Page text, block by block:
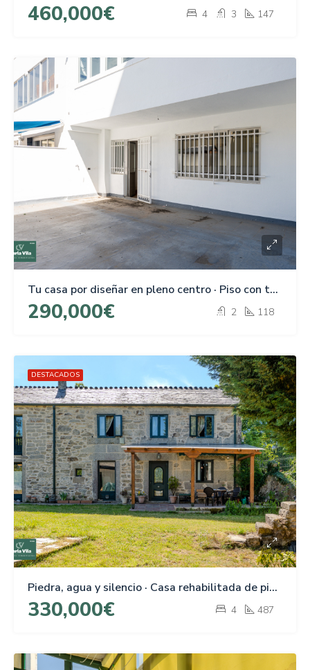
460,000€ 4 3 147
Tu casa por diseñar en pleno centro · Piso con terraza en Xoan Montes, Lugo
290,000€ 2 118
DESTACADOS
Piedra, agua y silencio · Casa rehabilitada de piedra en Guitiriz
330,000€ 4 487